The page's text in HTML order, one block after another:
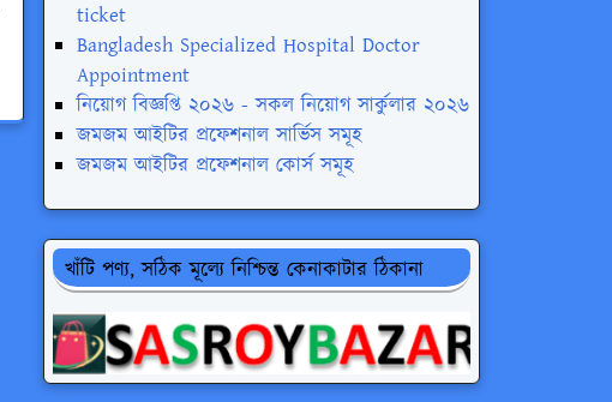
ticket
Bangladesh Specialized Hospital Doctor
Appointment
নিয়োগ বিজ্ঞপ্তি ২০২৬ - সকল নিয়োগ সার্কুলার ২০২৬
জমজম আইটির প্রফেশনাল সার্ভিস সমূহ
জমজম আইটির প্রফেশনাল কোর্স সমূহ
খাঁটি পণ্য, সঠিক মূল্যে নিশ্চিন্ত কেনাকাটার ঠিকানা